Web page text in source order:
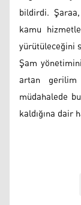
bildirdi.
kamu
yürütüleceğini
Şam
artan gerilim
müdahalede
kaldığına dair